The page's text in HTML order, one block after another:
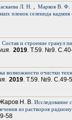
Л. Н. , Марков В. Ф.
пленок селенида кадмия
Состав и строение гранул
2019. Т.59. №9.
возможности очистки
2019. Т.59. №9. С.49-
Н. В. Исследование
из растворов
58